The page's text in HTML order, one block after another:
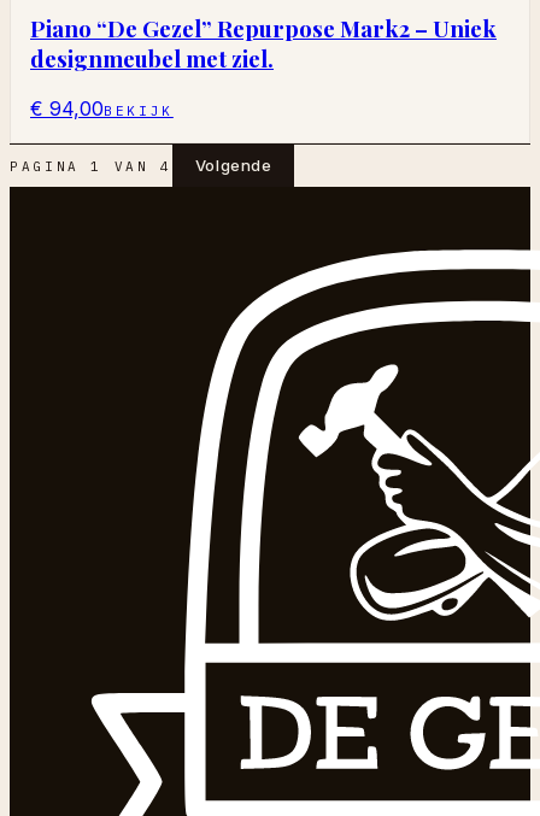
Piano “De Gezel” Repurpose Mark2 – Uniek
designmeubel met ziel.
€ 94,00BEKIJK
PAGINA1 VAN4 Volgende